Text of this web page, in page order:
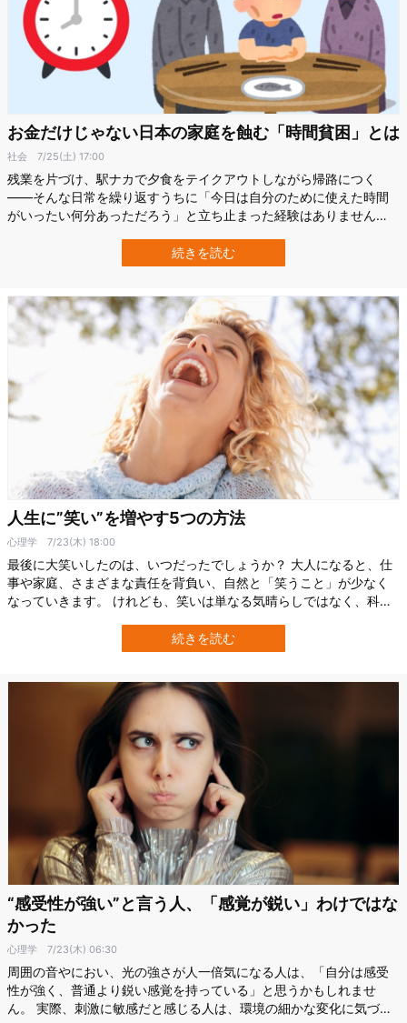
お金だけじゃない日本の家庭を蝕む「時間貧困」とは
社会 7/25(土) 17:00
残業を片づけ、駅ナカで夕食をテイクアウトしながら帰路につく
――そんな日常を繰り返すうちに「今日は自分のために使えた時間
がいったい何分あっただろう」と立ち止まった経験はありません
ヤ”をたった６つの質問で数値化できる日本語版「主観的時間貧困尺
度」が開発されました。 仕事・家事・育児に追われる私たちの「時
続きを読む
人生に”笑い”を増やす5つの方法
心理学 7/23(木) 18:00
最後に大笑いしたのは、いつだったでしょうか？ 大人になると、仕
事や家庭、さまざまな責任を背負い、自然と「笑うこと」が少なく
なっていきます。 けれども、笑いは単なる気晴らしではなく、科学
ます。 米ウースター大学（The College of Wooster）の心理学者 Gill
Harrop 博士は、心理学の研究や自身の知見を元に「人生に笑…
続きを読む
“感受性が強い”と言う人、「感覚が鋭い」わけではな
かった
心理学 7/23(木) 06:30
周囲の音やにおい、光の強さが人一倍気になる人は、「自分は感受
性が強く、普通より鋭い感覚を持っている」と思うかもしれませ
ん。 実際、刺激に敏感だと感じる人は、環境の細かな変化に気づき